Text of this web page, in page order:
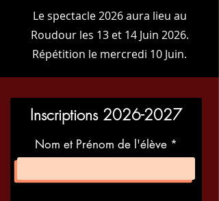
Le spectacle 2026 aura lieu au
Roudour les 13 et 14 Juin 2026.
Répétition le mercredi 10 Juin.
Inscriptions 2026-2027
Nom et Prénom de l'élève